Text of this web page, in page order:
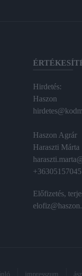
Hirdetés:
Haszon
Haszon Agrár
Haraszti Márta
+36305157045
Előfizetés,
impresszum